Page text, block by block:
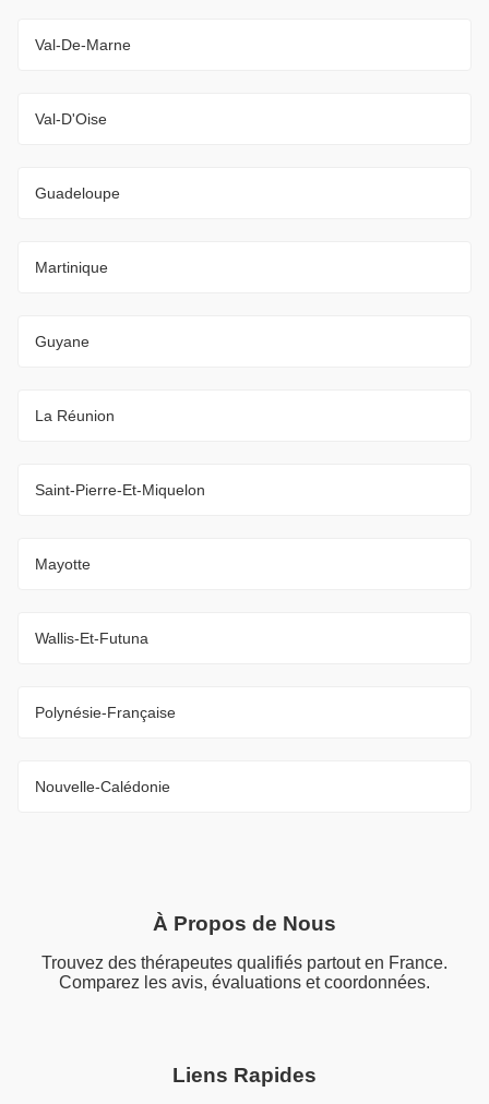
Val-De-Marne
Val-D'Oise
Guadeloupe
Martinique
Guyane
La Réunion
Saint-Pierre-Et-Miquelon
Mayotte
Wallis-Et-Futuna
Polynésie-Française
Nouvelle-Calédonie
À Propos de Nous
Trouvez des thérapeutes qualifiés partout en France.
Comparez les avis, évaluations et coordonnées.
Liens Rapides